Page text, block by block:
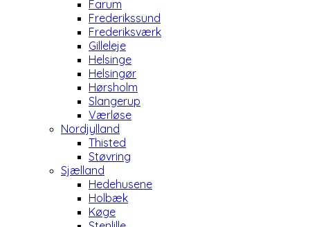
Farum
Frederikssund
Frederiksværk
Gilleleje
Helsinge
Helsingør
Hørsholm
Slangerup
Værløse
Nordjylland
Thisted
Støvring
Sjælland
Hedehusene
Holbæk
Køge